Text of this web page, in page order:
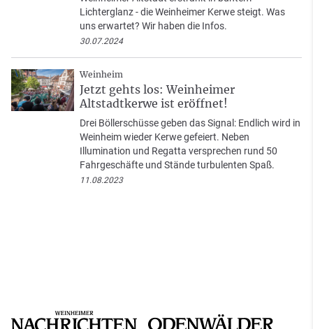
Lichterglanz - die Weinheimer Kerwe steigt. Was
uns erwartet? Wir haben die Infos.
30.07.2024
Weinheim
Jetzt gehts los: Weinheimer
Altstadtkerwe ist eröffnet!
Drei Böllerschüsse geben das Signal: Endlich wird in
Weinheim wieder Kerwe gefeiert. Neben
Illumination und Regatta versprechen rund 50
Fahrgeschäfte und Stände turbulenten Spaß.
11.08.2023